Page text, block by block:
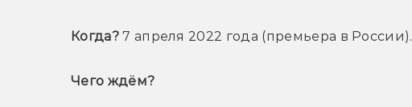
Когда? 7 апреля 2022 года (премьера в России).
Чего ждём?